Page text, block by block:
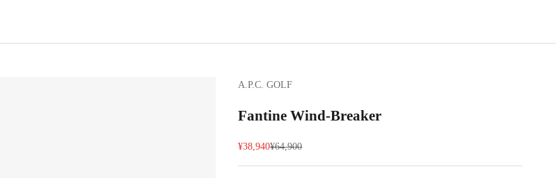
A.P.C. GOLF
Fantine Wind-Breaker
セール価格
¥38,940通常価格
¥64,900